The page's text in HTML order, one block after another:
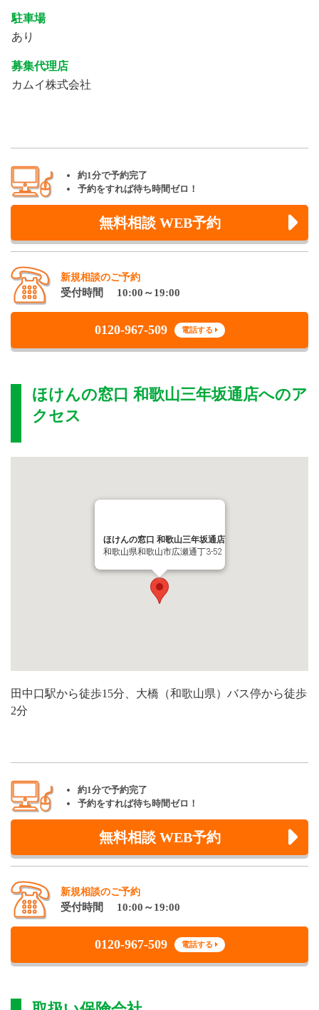
駐車場
あり
募集代理店
カムイ株式会社
約1分で予約完了
予約をすれば待ち時間ゼロ！
無料相談 WEB予約
新規相談のご予約
受付時間 10:00～19:00
0120-967-509 電話する
ほけんの窓口 和歌山三年坂通店へのア
クセス
ほけんの窓口 和歌山三年坂通店
和歌山県和歌山市広瀬通丁3-52
田中口駅から徒歩15分、大橋（和歌山県）バス停から徒歩
2分
約1分で予約完了
予約をすれば待ち時間ゼロ！
無料相談 WEB予約
新規相談のご予約
受付時間 10:00～19:00
0120-967-509 電話する